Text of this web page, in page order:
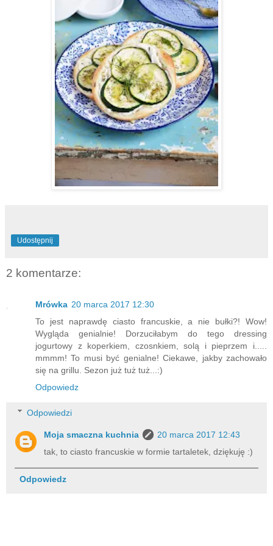
Udostępnij
2 komentarze:
Mrówka 20 marca 2017 12:30
To jest naprawdę ciasto francuskie, a nie bułki?! Wow!
Wygląda genialnie! Dorzuciłabym do tego dressing
jogurtowy z koperkiem, czosnkiem, solą i pieprzem i.....
mmmm! To musi być genialne! Ciekawe, jakby zachowało
się na grillu. Sezon już tuż tuż...:)
Odpowiedz
Odpowiedzi
Moja smaczna kuchnia
20 marca 2017 12:43
tak, to ciasto francuskie w formie tartaletek, dziękuję :)
Odpowiedz